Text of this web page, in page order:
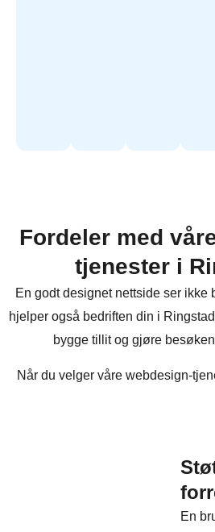
Fordeler med
tjenester i
En godt designet nettside ser ikke
hjelper også bedriften din i
bygge tillit og gjøre
Når du velger våre webdesign-
En